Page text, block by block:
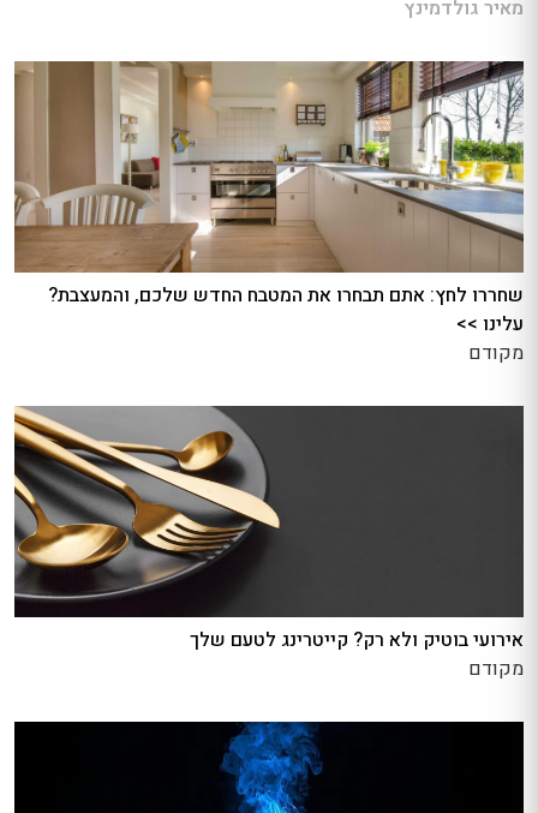
מאיר גולדמינץ
שחררו לחץ: אתם תבחרו את המטבח החדש שלכם, והמעצבת?
עלינו >>
מקודם
אירועי בוטיק ולא רק? קייטרינג לטעם שלך
מקודם